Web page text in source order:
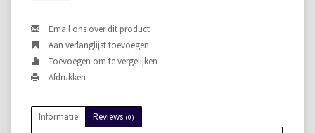
Email ons over dit product
Aan verlanglijst toevoegen
Toevoegen om te vergelijken
Afdrukken
Informatie Reviews (0)